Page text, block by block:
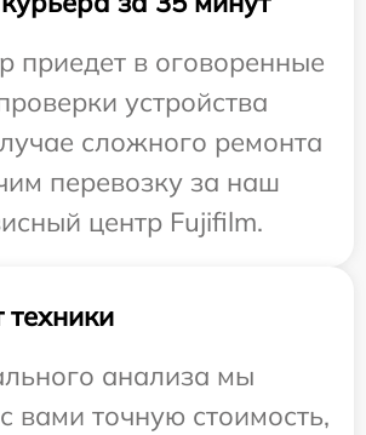
приедет в оговоренные
устройства
сложного ремонта
перевозку за наш
центр Fujifilm.
техники
анализа мы
вами точную стоимость,